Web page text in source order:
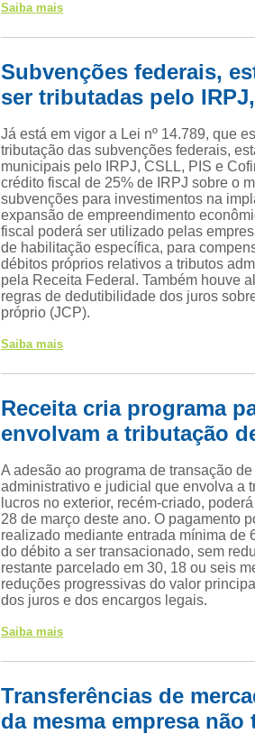
Saiba mais
Subvenções federais,
ser tributadas pelo
Já está em vigor a Lei nº 14.789, que
tributação das subvenções federais,
municipais pelo IRPJ, CSLL, PIS e
crédito fiscal de 25% de IRPJ sobre o
subvenções para investimentos na
expansão de empreendimento
fiscal poderá ser utilizado pelas
de habilitação específica, para
débitos próprios relativos a tributos
pela Receita Federal. Também houve
regras de dedutibilidade dos juros
próprio (JCP).
Saiba mais
Receita cria programa
envolvam a tributação
A adesão ao programa de transação
administrativo e judicial que envolva a
lucros no exterior, recém-criado,
28 de março deste ano. O pagamento
realizado mediante entrada mínima de
do débito a ser transacionado, sem
restante parcelado em 30, 18 ou seis
reduções progressivas do valor
dos juros e dos encargos legais.
Saiba mais
Transferências de
da mesma empresa